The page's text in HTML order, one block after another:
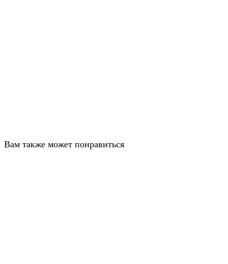
Вам также может понравиться